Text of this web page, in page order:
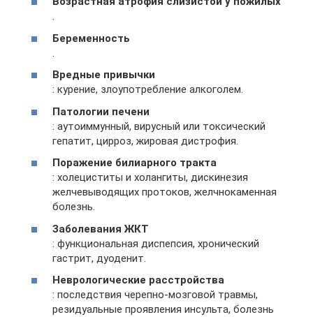
.
Беременность
.
Вредные привычки
: курение, злоупотребление алкоголем.
Патологии печени
: аутоиммунный, вирусный или токсический
гепатит, цирроз, жировая дистрофия.
Поражение билиарного тракта
: холециститы и холангиты, дискинезия
желчевыводящих протоков, желчнокаменная
болезнь.
Заболевания ЖКТ
: функциональная диспепсия, хронический
гастрит, дуоденит.
Неврологические расстройства
: последствия черепно-мозговой травмы,
резидуальные проявления инсульта, болезнь